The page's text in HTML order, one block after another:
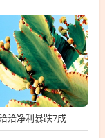
洽净利暴跌7成